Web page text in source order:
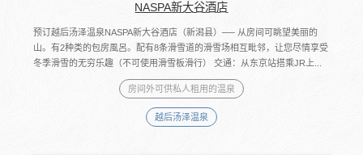
NASPA新大谷酒店
预订越后汤泽温泉NASPA新大谷酒店（新潟县）── 从房间可眺望美丽的
山。有2种类的包房風呂。配有8条滑雪道的滑雪场相互毗邻，让您尽情享受
冬季滑雪的无穷乐趣（不可使用滑雪板滑行） 交通：从东京站搭乘JR上...
房间外可供私人租用的温泉
越后汤泽温泉